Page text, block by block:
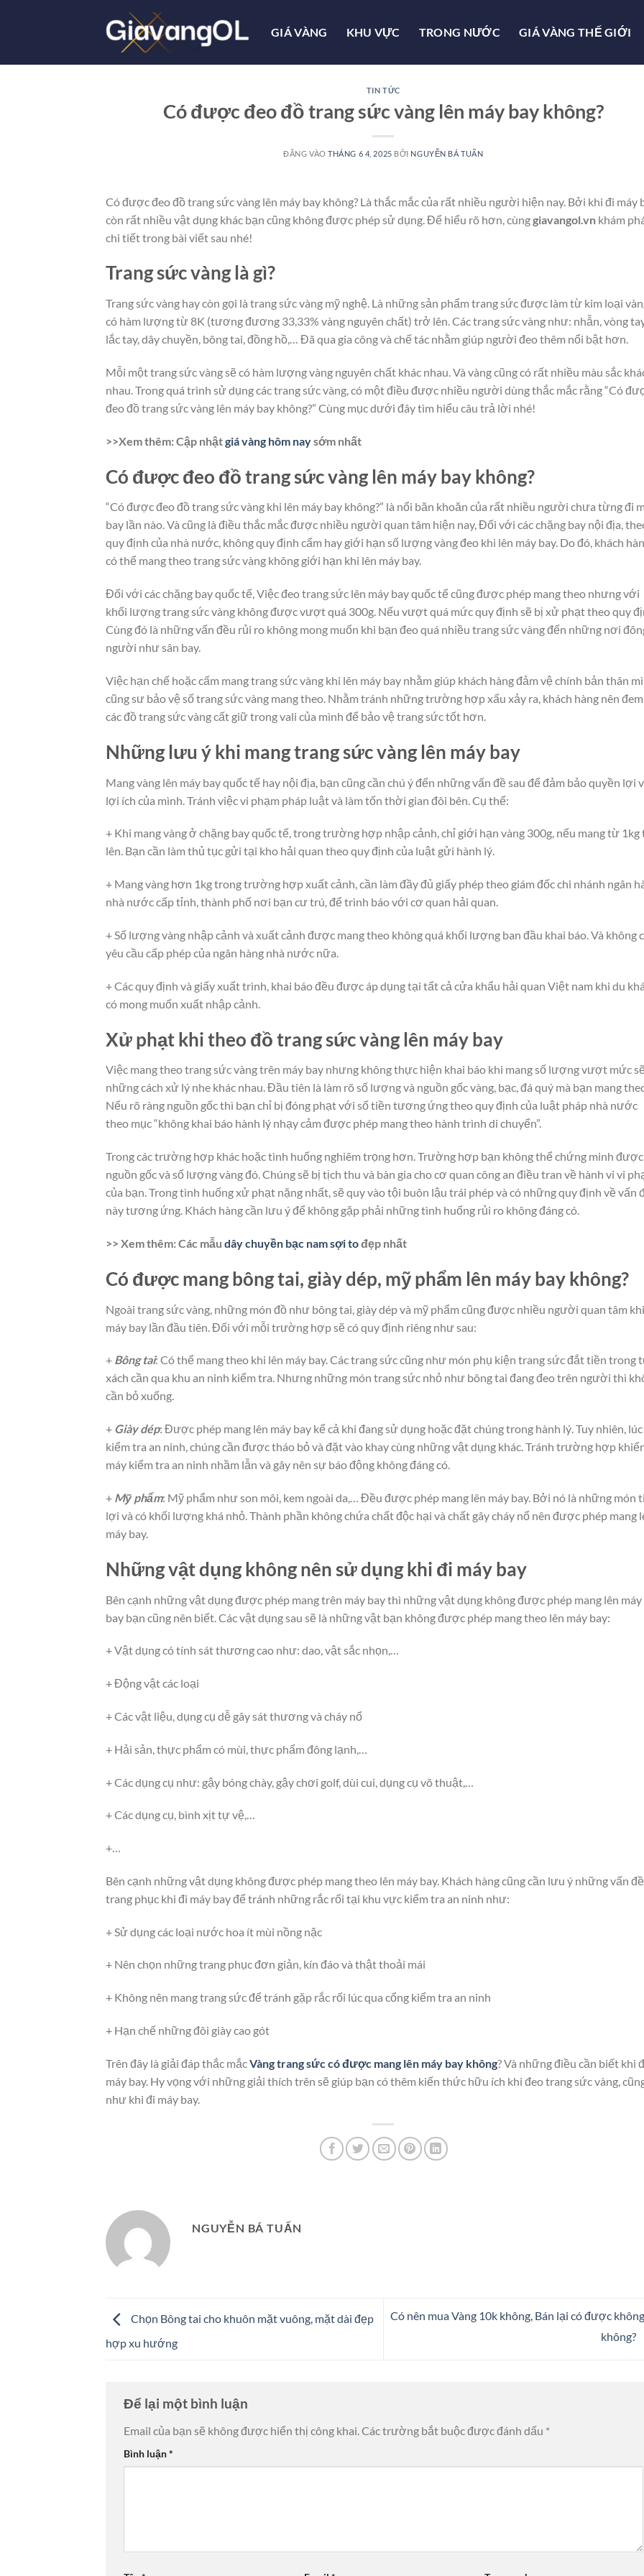
dung
GIÁ VÀNG KHU VỰC TRONG NƯỚC GIÁ VÀNG THẾ GIỚI
TIN TỨC
Có được đeo đồ trang sức vàng lên máy bay không?
ĐĂNG VÀOTHÁNG 6 4, 2025 BỞI NGUYỄN BÁ TUẤN
Có được đeo đồ trang sức vàng lên máy bay không? Là thắc mắc của rất nhiều người hiện nay. Bởi khi đi máy
còn rất nhiều vật dụng khác bạn cũng không được phép sử dụng. Để hiểu rõ hơn, cùnggiavangol.vn khám
chi tiết trong bài viết sau nhé!
Trang sức vàng là gì?
Trang sức vàng hay còn gọi là trang sức vàng mỹ nghệ. Là những sản phẩm trang sức được làm từ kim loại
có hàm lượng từ 8K (tương đương 33,33% vàng nguyên chất) trở lên. Các trang sức vàng như: nhẫn, vòng
lắc tay, dây chuyền, bông tai, đồng hồ,… Đã qua gia công và chế tác nhằm giúp người đeo thêm nổi bật hơn.
Mỗi một trang sức vàng sẽ có hàm lượng vàng nguyên chất khác nhau. Và vàng cũng có rất nhiều màu sắc
nhau. Trong quá trình sử dụng các trang sức vàng, có một điều được nhiều người dùng thắc mắc rằng “Có
đeo đồ trang sức vàng lên máy bay không?” Cùng mục dưới đây tìm hiểu câu trả lời nhé!
>>Xem thêm: Cập nhậtgiá vàng hôm naysớm nhất
Có được đeo đồ trang sức vàng lên máy bay không?
“Có được đeo đồ trang sức vàng khi lên máy bay không?” là nổi băn khoăn của rất nhiều người chưa từng đi
bay lần nào. Và cũng là điều thắc mắc được nhiều người quan tâm hiện nay, Đối với các chặng bay nội địa,
quy định của nhà nước, không quy định cấm hay giới hạn số lượng vàng đeo khi lên máy bay. Do đó, khách
có thể mang theo trang sức vàng không giới hạn khi lên máy bay.
Đối với các chặng bay quốc tế, Việc đeo trang sức lên máy bay quốc tế cũng được phép mang theo nhưng với
khối lượng trang sức vàng không được vượt quá 300g. Nếu vượt quá mức quy định sẽ bị xử phạt theo quy
Cùng đó là những vấn đều rủi ro không mong muốn khi bạn đeo quá nhiều trang sức vàng đến những nơi
người như sân bay.
Việc hạn chế hoặc cấm mang trang sức vàng khi lên máy bay nhằm giúp khách hàng đảm vệ chính bản thân
cũng sư bảo vệ số trang sức vàng mang theo. Nhằm tránh những trường hợp xấu xảy ra, khách hàng nên đem
các đồ trang sức vàng cất giữ trong vali của mình để bảo vệ trang sức tốt hơn.
Những lưu ý khi mang trang sức vàng lên máy bay
Mang vàng lên máy bay quốc tế hay nội địa, bạn cũng cần chú ý đến những vấn đề sau để đảm bảo quyền lợi
lợi ích của mình. Tránh việc vi phạm pháp luật và làm tốn thời gian đôi bên. Cụ thể:
+ Khi mang vàng ở chặng bay quốc tế, trong trường hợp nhập cảnh, chỉ giới hạn vàng 300g, nếu mang từ
lên. Bạn cần làm thủ tục gửi tại kho hải quan theo quy định của luật gửi hành lý.
+ Mang vàng hơn 1kg trong trường hợp xuất cảnh, cần làm đầy đủ giấy phép theo giám đốc chi nhánh ngân
nhà nước cấp tỉnh, thành phố nơi bạn cư trú, để trình báo với cơ quan hải quan.
+ Số lượng vàng nhập cảnh và xuất cảnh được mang theo không quá khối lượng ban đầu khai báo. Và không
yêu cầu cấp phép của ngân hàng nhà nước nữa.
+ Các quy định và giấy xuất trình, khai báo đều được áp dụng tại tất cả cửa khẩu hải quan Việt nam khi du
có mong muốn xuất nhập cảnh.
Xử phạt khi theo đồ trang sức vàng lên máy bay
Việc mang theo trang sức vàng trên máy bay nhưng không thực hiện khai báo khi mang số lượng vượt mức
những cách xử lý nhe khác nhau. Đầu tiên là làm rõ số lượng và nguồn gốc vàng, bạc, đá quý mà bạn mang
Nếu rõ ràng nguồn gốc thì bạn chỉ bị đóng phạt với số tiền tương ứng theo quy định của luật pháp nhà nước
theo mục “không khai báo hành lý nhạy cảm được phép mang theo hành trình di chuyển”.
Trong các trường hợp khác hoặc tình huống nghiêm trọng hơn. Trường hợp bạn không thể chứng minh được
nguồn gốc và số lượng vàng đó. Chúng sẽ bị tịch thu và bàn gia cho cơ quan công an điều tran về hành vi vi
của bạn. Trong tình huống xử phạt nặng nhất, sẽ quy vào tội buôn lậu trái phép và có những quy định về vấn
này tương ứng. Khách hàng cần lưu ý để không gặp phải những tình huống rủi ro không đáng có.
>> Xem thêm: Các mẫu dây chuyền bạc nam sợi tođẹp nhất
Có được mang bông tai, giày dép, mỹ phẩm lên máy bay không?
Ngoài trang sức vàng, những món đồ như bông tai, giày dép và mỹ phẩm cũng được nhiều người quan tâm
máy bay lần đầu tiên. Đối với mỗi trường hợp sẽ có quy định riêng như sau:
+ Bông tai: Có thể mang theo khi lên máy bay. Các trang sức cũng như món phụ kiện trang sức đắt tiền trong
xách cần qua khu an ninh kiểm tra. Nhưng những món trang sức nhỏ như bông tai đang đeo trên người thì
cần bỏ xuống.
+ Giày dép: Được phép mang lên máy bay kể cả khi đang sử dụng hoặc đặt chúng trong hành lý. Tuy nhiên, lúc
kiểm tra an ninh, chúng cần được tháo bỏ và đặt vào khay cùng những vật dụng khác. Tránh trường hợp
máy kiểm tra an ninh nhầm lẫn và gây nên sự báo động không đáng có.
+ Mỹ phẩm: Mỹ phẩm như son môi, kem ngoài da,… Đều được phép mang lên máy bay. Bởi nó là những món
lợi và có khối lượng khá nhỏ. Thành phần không chứa chất độc hại và chất gây cháy nổ nên được phép mang
máy bay.
Những vật dụng không nên sử dụng khi đi máy bay
Bên cạnh những vật dụng được phép mang trên máy bay thì những vật dụng không được phép mang lên máy
bay bạn cũng nên biết. Các vật dụng sau sẽ là những vật bạn không được phép mang theo lên máy bay:
+ Vật dụng có tính sát thương cao như: dao, vật sắc nhọn,…
+ Động vật các loại
+ Các vật liệu, dụng cụ dễ gây sát thương và cháy nổ
+ Hải sản, thực phẩm có mùi, thực phẩm đông lạnh,…
+ Các dụng cụ như: gậy bóng chày, gậy chơi golf, dùi cui, dụng cụ võ thuật,…
+ Các dụng cụ, bình xịt tự vệ,…
+…
Bên cạnh những vật dụng không được phép mang theo lên máy bay. Khách hàng cũng cần lưu ý những vấn
trang phục khi đi máy bay để tránh những rắc rối tại khu vực kiểm tra an ninh như:
+ Sử dụng các loại nước hoa ít mùi nồng nặc
+ Nên chọn những trang phục đơn giản, kín đáo và thật thoải mái
+ Không nên mang trang sức để tránh gặp rắc rối lúc qua cổng kiểm tra an ninh
+ Hạn chế những đôi giày cao gót
Trên đây là giải đáp thắc mắcVàng trang sức có được mang lên máy bay không? Và những điều cần biết khi
máy bay. Hy vọng với những giải thích trên sẽ giúp bạn có thêm kiến thức hữu ích khi đeo trang sức vàng,
như khi đi máy bay.
NGUYỄN BÁ TUẤN
Chọn Bông tai cho khuôn mặt vuông, mặt dài đẹp
hợp xu hướng
Có nên mua Vàng 10k không, Bán lại có được
không?
Để lại một bình luận
Email của bạn sẽ không được hiển thị công khai. Các trường bắt buộc được đánh dấu *
Bình luận*